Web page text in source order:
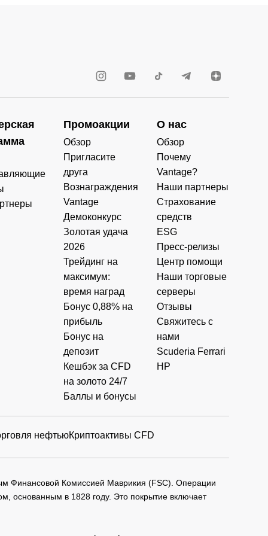
Промоакции
Обзор
Пригласите
друга
Вознаграждения
Vantage
Демоконкурс
Золотая удача
2026
Трейдинг на
максимум:
время наград
Бонус 0,88% на
прибыль
Бонус на
депозит
Кешбэк за CFD
на золото 24/7
Баллы и бонусы
О нас
Обзор
Почему
Vantage?
Наши партнеры
Страхование
средств
ESG
Пресс-релизы
Центр помощи
Наши торговые
серверы
Отзывы
Свяжитесь с
нами
Scuderia Ferrari
HP
нефтьюКриптоактивы CFD
Финансовой Комиссией Маврикия (FSC). Операции
основанным в 1828 году. Это покрытие включает